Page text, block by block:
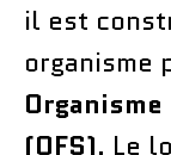
il est
organisme
(OFS). Le